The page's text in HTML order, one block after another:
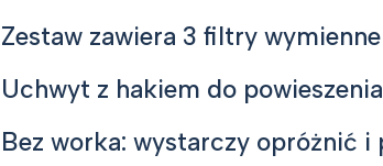
Zestaw zawiera 3 filtry wymienne
Uchwyt z hakiem do
Bez worka: wystarczy opróżnić i